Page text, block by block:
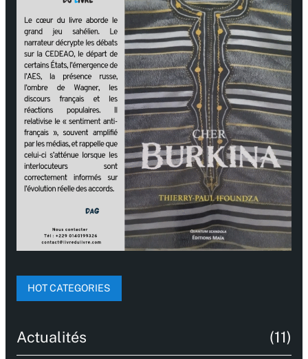
HOT CATEGORIES
Actualités (11)